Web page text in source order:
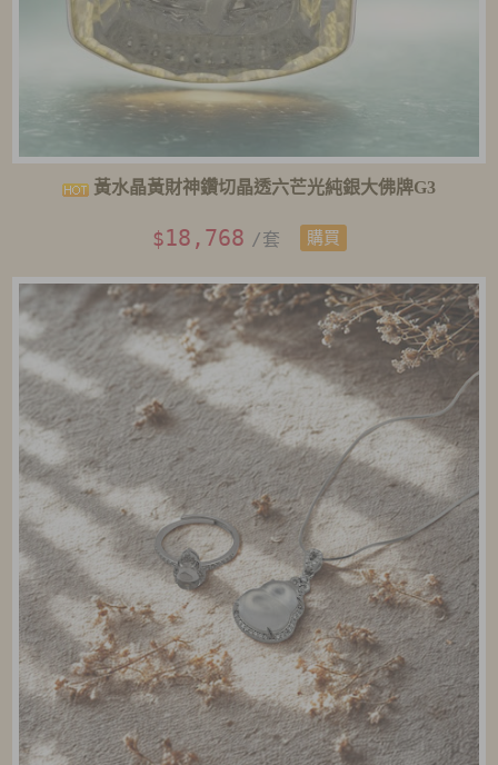
黃水晶黃財神鑽切晶透六芒光純銀大佛牌G3
$18,768 /套 購買